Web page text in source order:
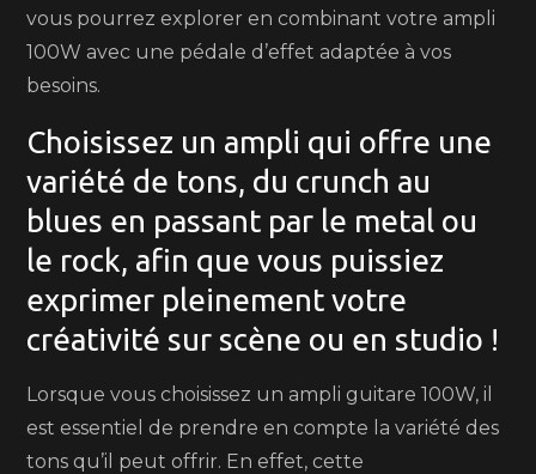
vous pourrez explorer en combinant votre ampli
100W avec une pédale d’effet adaptée à vos
besoins.
Choisissez un ampli qui offre une
variété de tons, du crunch au
blues en passant par le metal ou
le rock, afin que vous puissiez
exprimer pleinement votre
créativité sur scène ou en studio !
Lorsque vous choisissez un ampli guitare 100W, il
est essentiel de prendre en compte la variété des
tons qu’il peut offrir. En effet, cette